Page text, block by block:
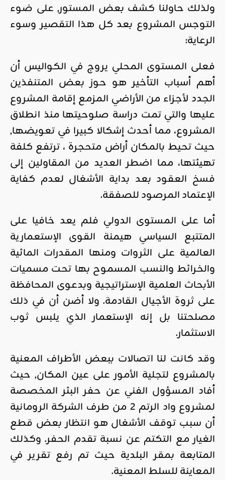
ولذلك حاولنا كشف بعض المستور, على ضوء
التوجس المشروع بعد كل هذا التقصير وسوء
الرعاية:
فعلى المستوى المحلي يروج في الكواليس أن
أهم أسباب التأخير هو حوز بعض المتنفذين
الجدد لأجزاء من الأراضي المزمع إقامة المشروع
عليها والتي تمت دراسة صلوحيتها منذ انطلاق
المشروع، مما أحدث إشكالا كبيرا في تعويضها,
حيث تحيط بالمكان أراض متحجرة ، ترتفع كلفة
تهيئتها، مما اضطر العديد من المقاولين إلى
فسخ العقود بعد بداية الأشغال لعدم كفاية
الإعتماد المرصود للصفقة.
أما على المستوى الدولي فلم يعد خافيا على
المتتبع السياسي هيمنة القوى الإستعمارية
العالمية على الثروات ومنها المقدرات المائية
والخرائط والنسب المسموح بها تحت مسميات
الأبحاث العلمية الإستراتيجية وبدعوى المحافظة
على ثروة الأجيال القادمة. ولا أضن أن في ذلك
مصلحتنا بل إنه الإستعمار الذي يلبس ثوب
الاستثمار.
وقد كانت لنا اتصالات ببعض الأطراف المعنية
بالمشروع لتجلية الأمور على عين المكان, حيث
أفاد المسؤول الفني عن حفر البئر المخصصة
لمشروع واد الرتم 2 من طرف الشركة الرومانية
أن سبب توقف الأشغال هو انتظار بعض قطع
الغيار مع التكتم عن نسبة تقدم الحفر. وكذلك
المتابعة بمقر البلدية حيث تم رفع تقرير في
المعاينة للسلط المعنية.